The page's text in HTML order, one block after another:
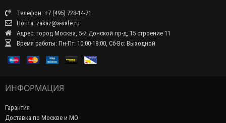
Телефон: +7 (495) 728-14-71
Почта: zakaz@a-safe.ru
Адрес: город Москва, 5-й Донской пр-д, 15 строение 11
Время работы: Пн-Пт: 10:00-18:00, Сб-Вс: Выходной
ИНФОРМАЦИЯ
Гарантия
Доставка по Москве и МО